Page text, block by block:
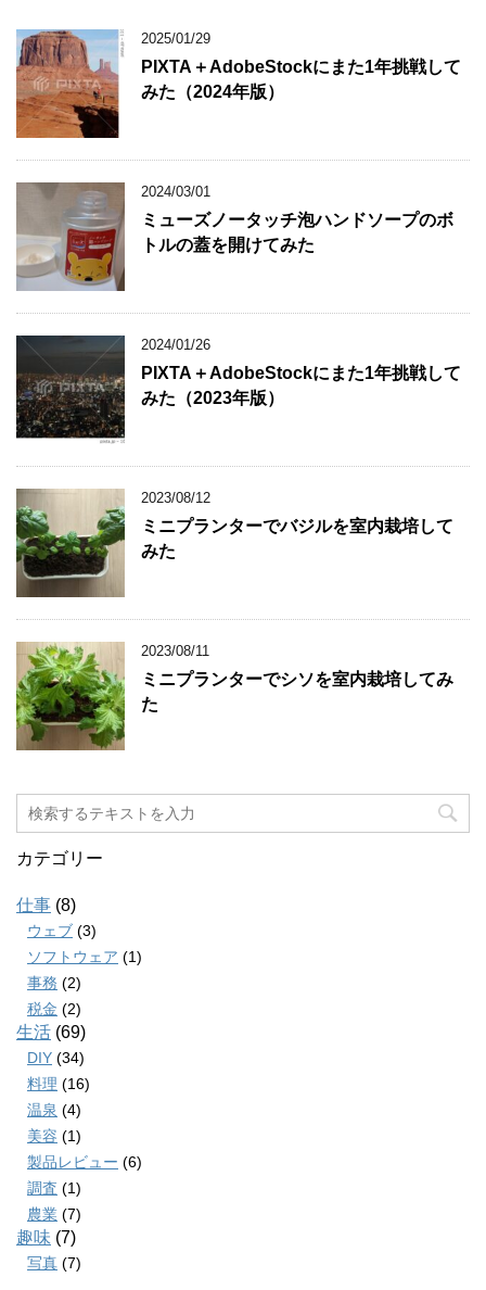
2025/01/29
PIXTA＋AdobeStockにまた1年挑戦して
みた（2024年版）
2024/03/01
ミューズノータッチ泡ハンドソープのボ
トルの蓋を開けてみた
2024/01/26
PIXTA＋AdobeStockにまた1年挑戦して
みた（2023年版）
2023/08/12
ミニプランターでバジルを室内栽培して
みた
2023/08/11
ミニプランターでシソを室内栽培してみ
た
カテゴリー
仕事 (8)
ウェブ (3)
ソフトウェア (1)
事務 (2)
税金 (2)
生活 (69)
DIY (34)
料理 (16)
温泉 (4)
美容 (1)
製品レビュー (6)
調査 (1)
農業 (7)
趣味 (7)
写真 (7)